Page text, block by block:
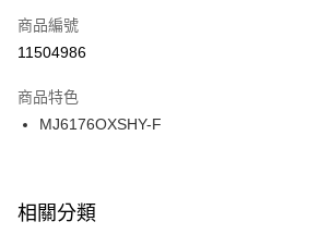
【「AFTEE先享後付」結帳流程】
１．於結帳方式選擇「AFTEE先享後付」後，將跳轉
２．訂單成立數日內，您將收到繳費通知簡訊。
３．收到繳費通知簡訊後14天內，點擊此簡訊中的連
ATM／網路銀行／等多元方式進行付款，方視為交易
※ 交易是否成功請以「AFTEE先享後付 」之結帳頁
是否繳費成功／繳費後需取消欲退款等相關疑問，請
宅配
每筆NT$100，滿NT$1,500(含以上)免運費
付款後門市自取
每筆NT$100，滿NT$1,500(含以上)免運費
商品編號
11504986
商品特色
MJ6176OXSHY-F
相關分類